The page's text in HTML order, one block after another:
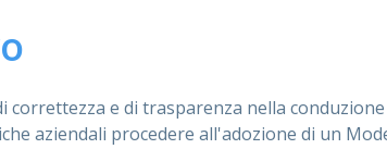
correttezza e di trasparenza nella
aziendali procedere all'adozione di un